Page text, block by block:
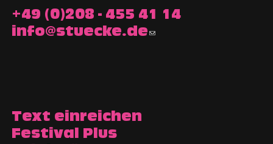
+49 (0)208 - 455 41 14
info@stuecke.de
Text einreichen
Festival Plus